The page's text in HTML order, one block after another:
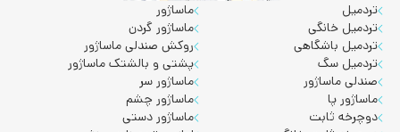
تردمیل
تردمیل خانگی
تردمیل باشگاهی
تردمیل سگ
صندلی ماساژور
ماساژور پا
دوچرخه ثابت
ماساژور
ماساژور گردن
روکش صندلی ماساژور
پشتی و بالشتک ماساژور
ماساژور سر
ماساژور چشم
ماساژور دستی